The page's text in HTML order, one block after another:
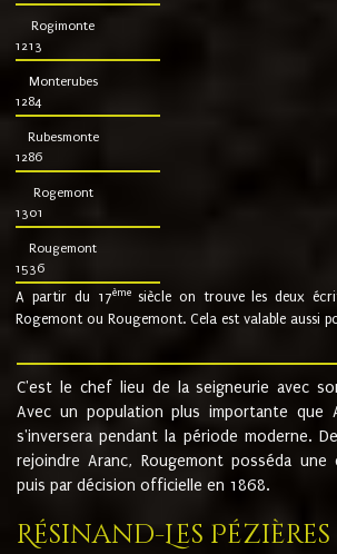
Rogimonte
1213
Monterubes
1284
Rubesmonte
1286
Rogemont
1301
Rougemont
1536
A partir du 17ème siècle on trouve les deux
Rogemont ou Rougemont. Cela est valable aussi
C'est le chef lieu de la seigneurie avec
Avec un population plus importante que
s'inversera pendant la période moderne.
rejoindre Aranc, Rougemont posséda
puis par décision officielle en 1868.
Résinand-Les Pézières